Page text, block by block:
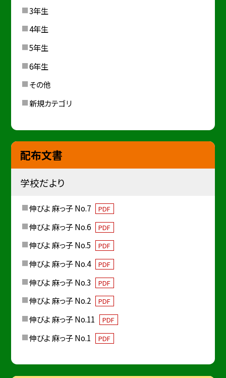
3年生
4年生
5年生
6年生
その他
新規カテゴリ
配布文書
学校だより
伸びよ 麻っ子 No.7 PDF
伸びよ 麻っ子 No.6 PDF
伸びよ 麻っ子 No.5 PDF
伸びよ 麻っ子 No.4 PDF
伸びよ 麻っ子 No.3 PDF
伸びよ 麻っ子 No.2 PDF
伸びよ 麻っ子 No.11 PDF
伸びよ 麻っ子 No.1 PDF